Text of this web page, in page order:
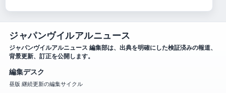
ジャパンヴイルアルニュース
ジャパンヴイルアルニュース 編集部は、出典を明確にした検証済みの報道、
背景更新、訂正を公開します。
編集デスク
昼版 継続更新の編集サイクル